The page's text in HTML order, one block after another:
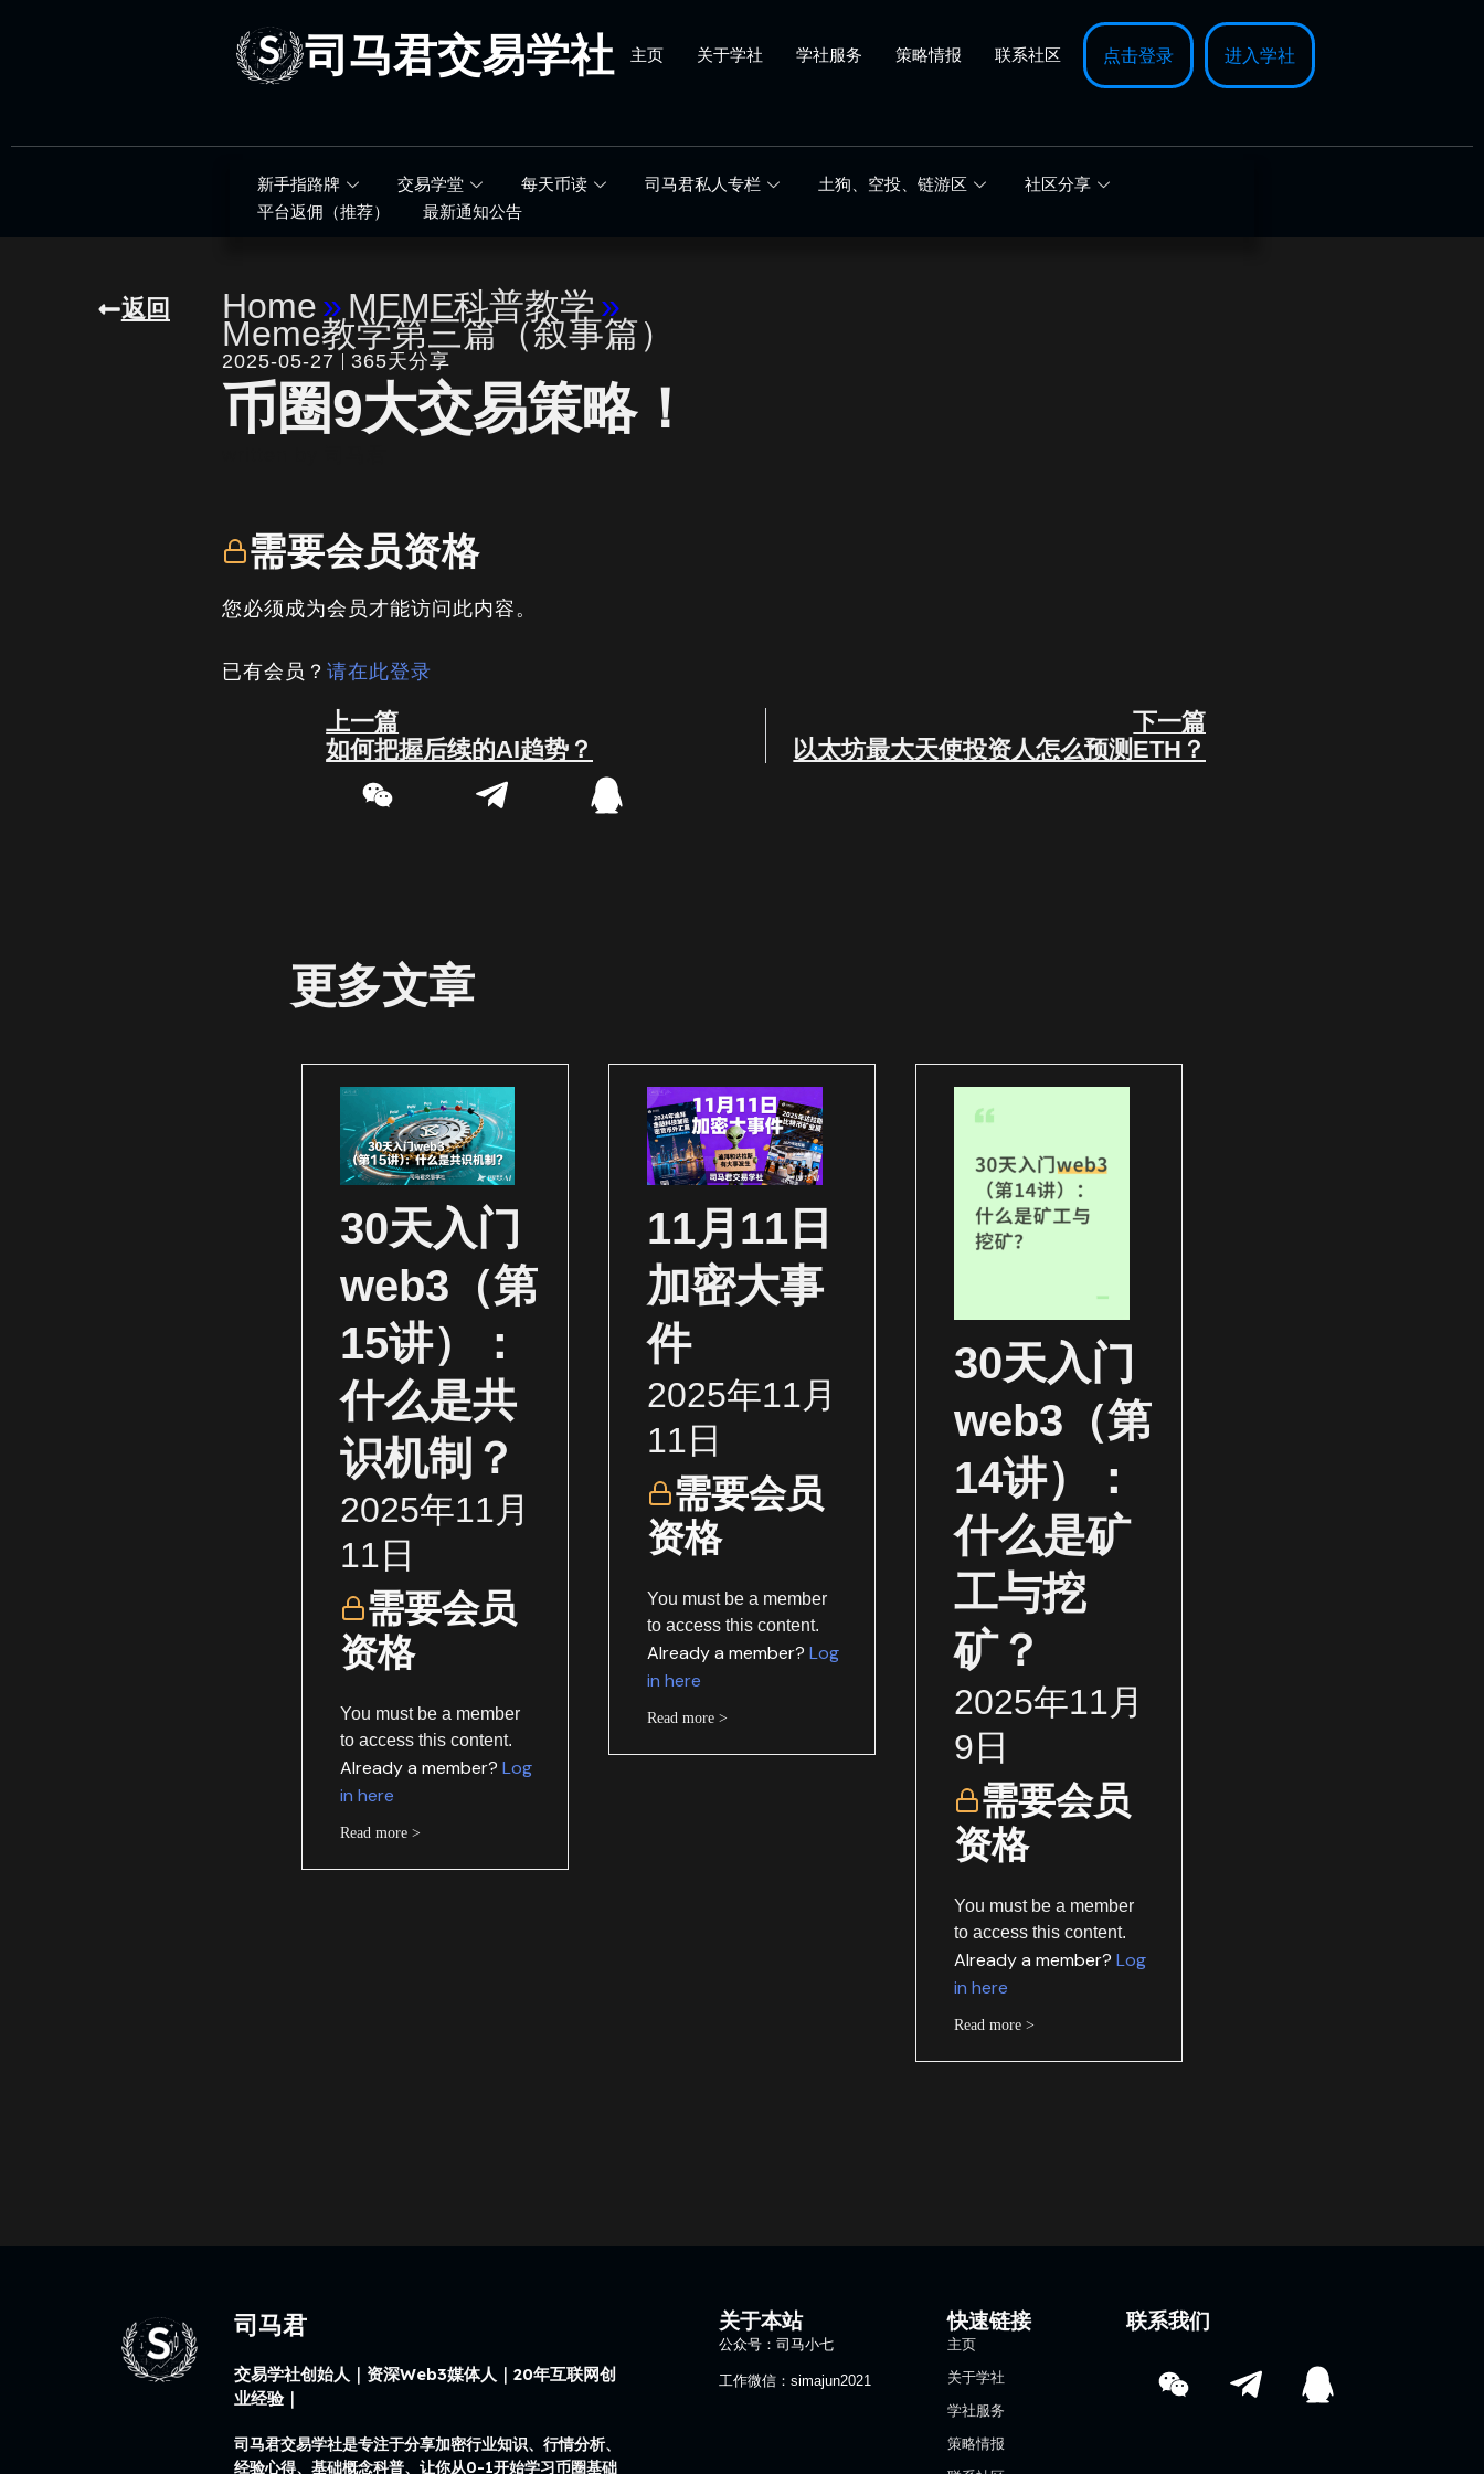
司马君交易学社 主页 关于学社 学社服务 策略情报 联系社区 点击登录 进入学社
新手指路牌 交易学堂 每天币读 司马君私人专栏 土狗、空投、链游区
社区分享
平台返佣（推荐）
最新通知公告
返回 Home» MEME科普教学»
Meme教学第三篇（叙事篇）
2025-05-27 365天分享
币圈9大交易策略！
需要会员资格
您必须成为会员才能访问此内容。
已有会员？请在此登录
Prev
上一篇
如何把握后续的AI趋势？
下一篇
以太坊最大天使投资人怎么预测ETH？
更多文章
30天入门
web3（第
15讲）：
什么是共
识机制？
2025年11月
11日
需要会员
资格
You must be a member
to access this content.
Already a member? Log
in here
Read more >
11月11日
加密大事
件
2025年11月
11日
需要会员
资格
You must be a member
to access this content.
Already a member? Log
in here
Read more >
30天入门
web3（第
14讲）：
什么是矿
工与挖
矿？
2025年11月
9日
需要会员
资格
You must be a member
to access this content.
Already a member?Log
in here
Read more >
司马君
交易学社创始人｜资深Web3媒体人｜20年互联网创
业经验｜
司马君交易学社是专注于分享加密行业知识、行情分析、
经验心得、基础概念科普、让你从0-1开始学习币圈基础
关于本站
公众号：司马小七
工作微信：simajun2021
快速链接
主页
关于学社
学社服务
策略情报
联系我们